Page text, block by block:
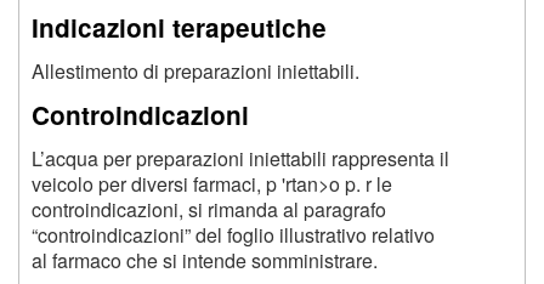
Indicazioni terapeutiche
Allestimento di preparazioni iniettabili.
Controindicazioni
L’acqua per preparazioni iniettabili rappresenta il
veicolo per diversi farmaci, p 'rtan>o p. r le
controindicazioni, si rimanda al paragrafo
“controindicazioni” del foglio illustrativo relativo
al farmaco che si intende somministrare.